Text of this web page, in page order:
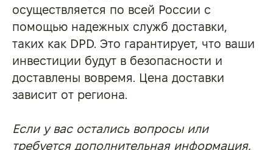
осуществляется по всей России с
помощью надежных служб доставки,
таких как DPD. Это гарантирует, что ваши
инвестиции будут в безопасности и
доставлены вовремя. Цена доставки
зависит от региона.
Если у вас остались вопросы или
требуется дополнительная информация,